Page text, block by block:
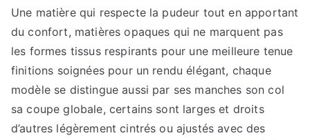
Une matière qui respecte la pudeur tout en apportant
du confort, matières opaques qui ne marquent pas
les formes tissus respirants pour une meilleure tenue
finitions soignées pour un rendu élégant, chaque
modèle se distingue aussi par ses manches son col
sa coupe globale, certains sont larges et droits
d’autres légèrement cintrés ou ajustés avec des